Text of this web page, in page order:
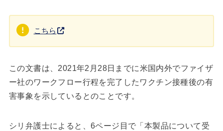
こちら
この文書は、2021年2月28日までに米国内外でファイザ
ー社のワークフロー行程を完了したワクチン接種後の有
害事象を示しているとのことです。
シリ弁護士によると、6ページ目で「本製品について受